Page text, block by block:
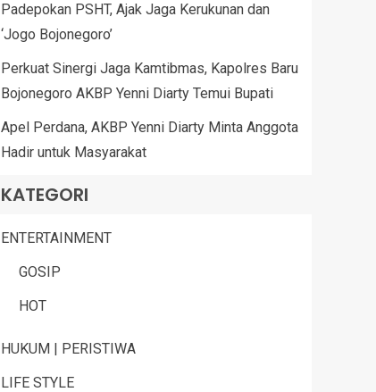
Padepokan PSHT, Ajak Jaga Kerukunan dan
‘Jogo Bojonegoro’
Perkuat Sinergi Jaga Kamtibmas, Kapolres Baru
Bojonegoro AKBP Yenni Diarty Temui Bupati
Apel Perdana, AKBP Yenni Diarty Minta Anggota
Hadir untuk Masyarakat
KATEGORI
ENTERTAINMENT
GOSIP
HOT
HUKUM | PERISTIWA
LIFE STYLE